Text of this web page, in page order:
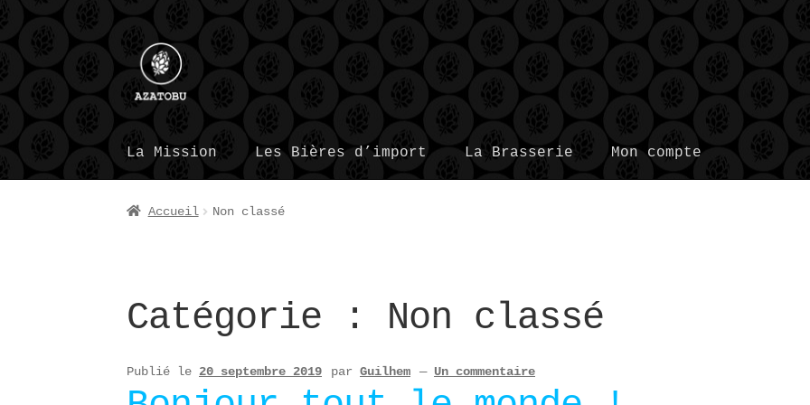
Aller
la
navigation
Aller
au
contenu
La Mission Les Bières d’import La Brasserie Mon compte
Accueil Non classé
Catégorie : Non classé
Publié le 20 septembre 2019 parGuilhem — Un commentaire